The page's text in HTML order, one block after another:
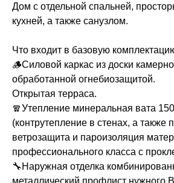
Дом с отдельной спальней,
кухней, а также санузлом.
Что входит в базовую
🪵Силовой каркас из доски
обработанной огнебиозащитой.
Открытая терраса.
🧣Утепление минеральная вата
(контрутепление в стенах, а также
ветрозащита и пароизоляция
профессионального класса с
🔧Наружная отделка
металлический профлист нужного